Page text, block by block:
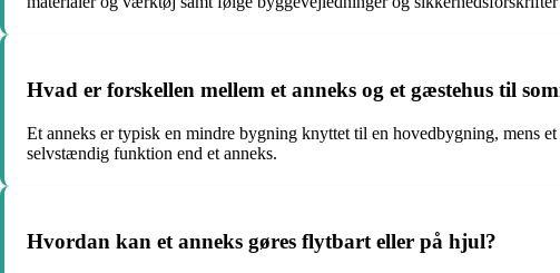
Hvad er forskellen mellem et anneks og et gæstehus til
Et anneks er typisk en mindre bygning knyttet til en hovedbygning, mens
selvstændig funktion end et anneks.
Hvordan kan et anneks gøres flytbart eller på hjul?